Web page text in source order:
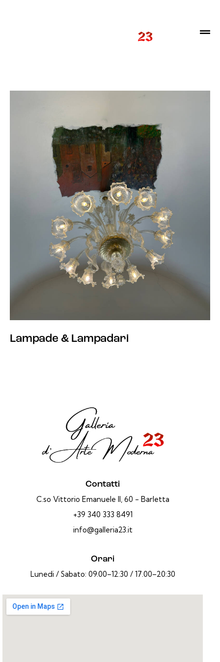
Lampade & Lampadari
Contatti
C.so Vittorio Emanuele II, 60 - Barletta
+39 340 333 8491
info@galleria23.it
Orari
Lunedi / Sabato: 09.00–12:30 / 17.00–20:30